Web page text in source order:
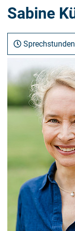
Sabine
Sprechstunden